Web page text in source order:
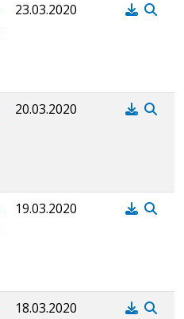
23.03.2020
20.03.2020
19.03.2020
18.03.2020